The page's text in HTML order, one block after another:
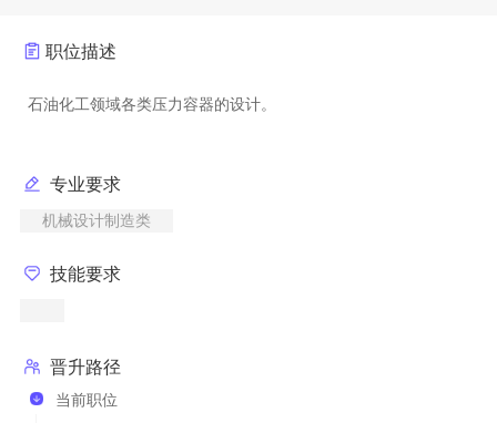
职位描述
专业要求
机械设计制造类
技能要求
晋升路径
当前职位